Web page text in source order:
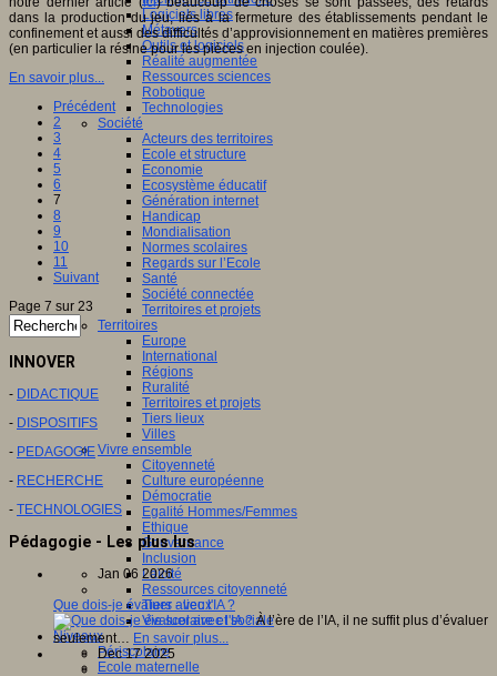
Logiciels libres
Métavers
Outils et logiciels
Réalité augmentée
Ressources sciences
Robotique
Technologies
Société
Acteurs des territoires
Ecole et structure
Economie
Ecosystème éducatif
Génération internet
Handicap
Mondialisation
Normes scolaires
Regards sur l’Ecole
Santé
Société connectée
Territoires et projets
Territoires
Europe
International
Régions
Ruralité
Territoires et projets
Tiers lieux
Villes
Vivre ensemble
Citoyenneté
Culture européenne
Démocratie
Egalité Hommes/Femmes
Ethique
Gouvernance
Inclusion
Laïcité
Ressources citoyenneté
Tiers - lieux
Vie scolaire et sociale
Niveaux
Périscolaire
Ecole maternelle
dans la production du jeu, liés à la fermeture des établissements pendant le
confinement et aussi des difficultés d’approvisionnement en matières premières
(en particulier la résine pour les pièces en injection coulée).
En savoir plus...
Précédent
2
3
4
5
6
7
8
9
10
11
Suivant
Page 7 sur 23
INNOVER
- DIDACTIQUE
- DISPOSITIFS
- PEDAGOGIE
- RECHERCHE
- TECHNOLOGIES
Pédagogie - Les plus lus
Jan 06 2026
Que dois-je évaluer avec l'IA ?
À l’ère de l’IA, il ne suffit plus d’évaluer
seulement… En savoir plus...
Dec 17 2025